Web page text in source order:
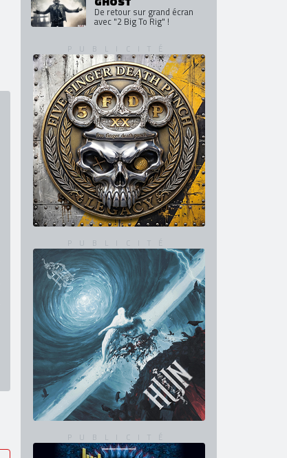
De retour sur grand écran
avec "2 Big To Rig" !